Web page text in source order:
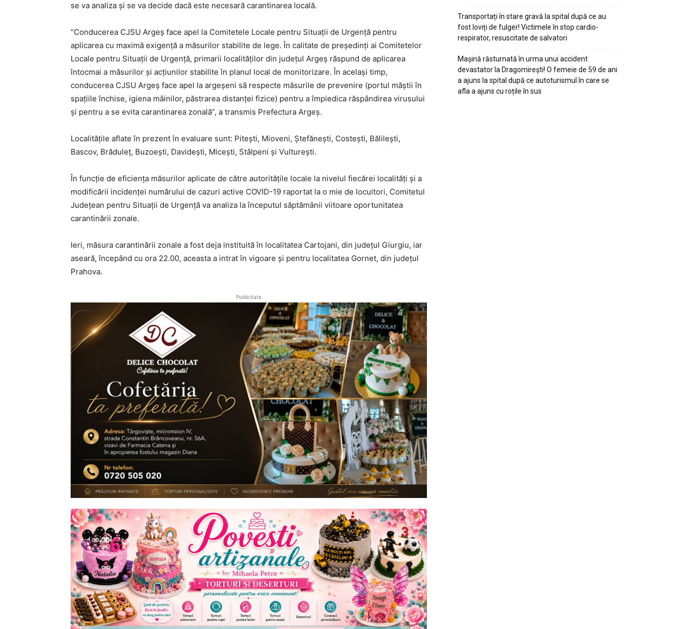
se va analiza și se va decide dacă este necesară carantinarea locală.
“Conducerea CJSU Argeș face apel la Comitetele Locale pentru Situații de Urgență pentru
aplicarea cu maximă exigență a măsurilor stabilite de lege. În calitate de președinți ai Comitetelor
Locale pentru Situații de Urgență, primarii localităților din județul Argeș răspund de aplicarea
întocmai a măsurilor și acțiunilor stabilite în planul local de monitorizare. În același timp,
conducerea CJSU Argeș face apel la argeșeni să respecte măsurile de prevenire (portul măștii în
spațiile închise, igiena mâinilor, păstrarea distanței fizice) pentru a împiedica răspândirea virusului
și pentru a se evita carantinarea zonală”, a transmis Prefectura Argeș.
Localitățile aflate în prezent în evaluare sunt: Pitești, Mioveni, Ștefănești, Costești, Bălilești,
Bascov, Brăduleț, Buzoești, Davidești, Micești, Stâlpeni și Vulturești.
În funcție de eficiența măsurilor aplicate de către autoritățile locale la nivelul fiecărei localități și a
modificării incidenței numărului de cazuri active COVID-19 raportat la o mie de locuitori, Comitetul
Județean pentru Situații de Urgență va analiza la începutul săptămânii viitoare oportunitatea
carantinării zonale.
Ieri, măsura carantinării zonale a fost deja instituită în localitatea Cartojani, din județul Giurgiu, iar
aseară, începând cu ora 22.00, aceasta a intrat în vigoare și pentru localitatea Gornet, din județul
Prahova.
Publicitate
Transportați în stare gravă la spital după ce au
fost loviți de fulger! Victimele în stop cardio-
respirator, resuscitate de salvatori
Mașină răsturnată în urma unui accident
devastator la Dragomirești! O femeie de 59 de ani
a ajuns la spital după ce autoturismul în care se
afla a ajuns cu roțile în sus